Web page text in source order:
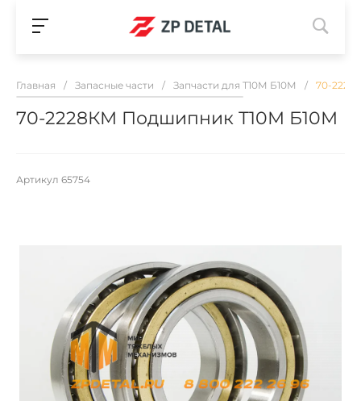
Главная / Запасные части / Запчасти для Т10М Б10М / 70-
70-2228КМ Подшипник Т10М Б10М
Артикул 65754